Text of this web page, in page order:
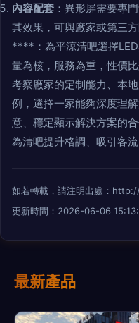
內容配套 ：異形屏需要專
其效果，可與廠家或第三方
****：為平涼清吧選擇
量為核，服務為重，性價
考察廠家的定制能力、本
例，選擇一家能夠深度理
意、穩定顯示解決方案的
為清吧提升格調、吸引客流
如若轉載，請注明出處：
更新時間：2026-06-06
最新產品